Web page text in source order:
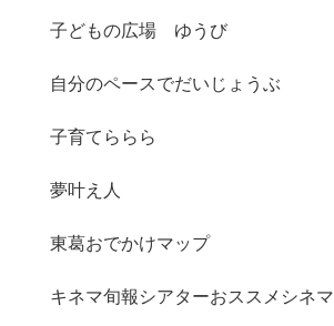
子どもの広場 ゆうび
自分のペースでだいじょうぶ
子育てららら
夢叶え人
東葛おでかけマップ
キネマ旬報シアターおススメシネマ